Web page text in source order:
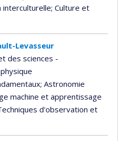
interculturelle; Culture et
Levasseur
des sciences -
; Astronomie
machine et apprentissage
d'observation et